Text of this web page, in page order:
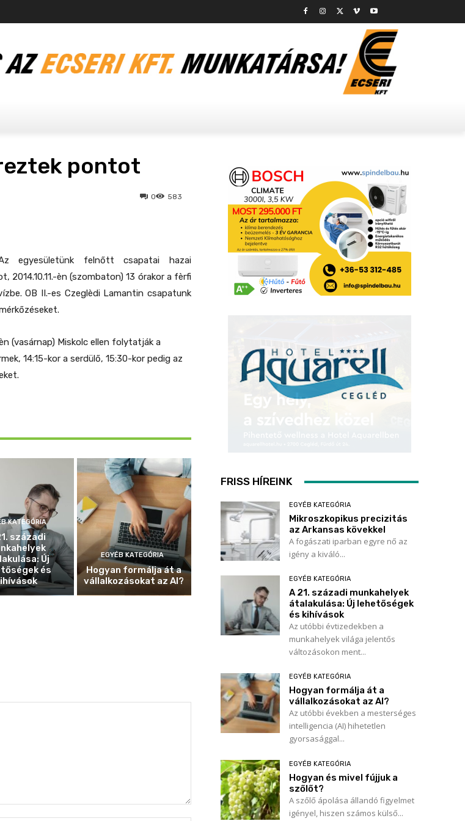
pontot
583
0
egyesületünk felnőtt csapatai hazai
èn (szombaton) 13 órakor a fèrfi
OB II.-es Czeglèdi Lamantin csapatunk
(vasárnap) Miskolc ellen folytatják a
14:15-kor a serdülő, 15:30-kor pedig az
KATEGÓRIA
századi
Új
és
EGYÉB KATEGÓRIA
Hogyan formálja át a
vállalkozásokat az AI?
FRISS HÍREINK
EGYÉB KATEGÓRIA
Mikroszkopikus precizitás
az Arkansas kövekkel
A fogászati iparban egyre nő az
igény a kiváló...
EGYÉB KATEGÓRIA
A 21. századi munkahelyek
átalakulása: Új lehetőségek
és kihívások
Az utóbbi évtizedekben a
munkahelyek világa jelentős
változásokon ment...
EGYÉB KATEGÓRIA
Hogyan formálja át a
vállalkozásokat az AI?
Az utóbbi években a mesterséges
intelligencia (AI) hihetetlen
gyorsasággal...
EGYÉB KATEGÓRIA
Hogyan és mivel fújjuk a
szőlőt?
A szőlő ápolása állandó figyelmet
igényel, hiszen számos külső...